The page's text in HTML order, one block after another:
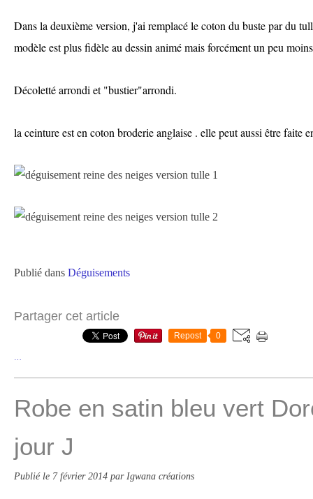
Dans la deuxième version, j'ai remplacé le coton du buste par du
modèle est plus fidèle au dessin animé mais forcément un peu
Décoletté arrondi et "bustier"arrondi.
la ceinture est en coton broderie anglaise . elle peut aussi être faite
Publié dans Déguisements
Partager cet article
Repost 0
Robe en satin bleu vert
jour J
Publié le 7 février 2014 par Igwana créations